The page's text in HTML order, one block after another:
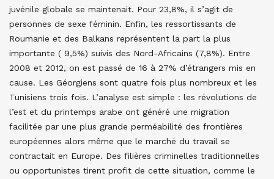
juvénile globale se maintenait. Pour 23,8%, il s’agit de
personnes de sexe féminin. Enfin, les ressortissants de
Roumanie et des Balkans représentent la part la plus
importante ( 9,5%) suivis des Nord-Africains (7,8%). Entre
2008 et 2012, on est passé de 16 à 27% d’étrangers mis en
cause. Les Géorgiens sont quatre fois plus nombreux et les
Tunisiens trois fois. L’analyse est simple : les révolutions de
l’est et du printemps arabe ont généré une migration
facilitée par une plus grande perméabilité des frontières
européennes alors même que le marché du travail se
contractait en Europe. Des filières criminelles traditionnelles
ou opportunistes tirent profit de cette situation, comme le